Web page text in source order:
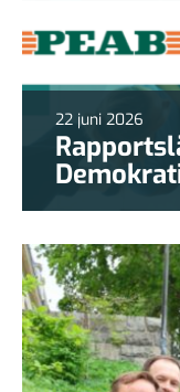
22 juni 2026